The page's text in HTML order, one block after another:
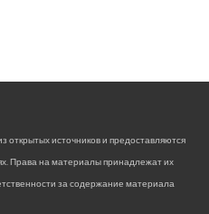
открытых источников и предоставляются
Права на материалы принадлежат их
за содержание материала